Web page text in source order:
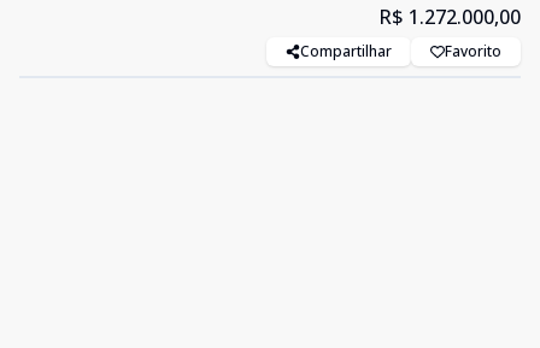
R$ 1.272.000,00
Compartilhar Favorito